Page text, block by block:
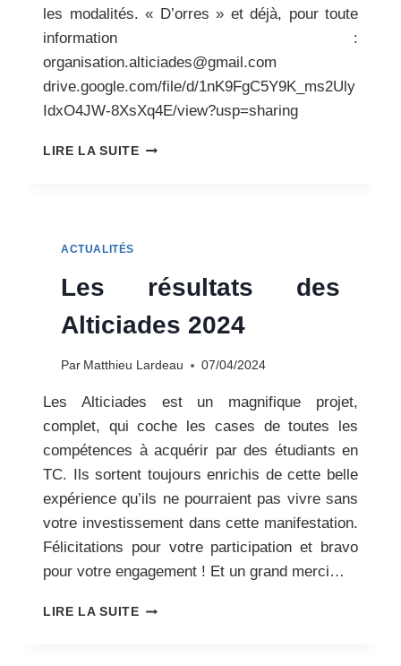
les modalités. « D’orres » et déjà, pour toute
information :
organisation.alticiades@gmail.com
drive.google.com/file/d/1nK9FgC5Y9K_ms2Uly
IdxO4JW-8XsXq4E/view?usp=sharing
LIRE LA SUITELES
VOS
AGENDAS
!
ACTUALITÉS
Les résultats des
Alticiades 2024
Par Matthieu Lardeau 07/04/2024
Les Alticiades est un magnifique projet,
complet, qui coche les cases de toutes les
compétences à acquérir par des étudiants en
TC. Ils sortent toujours enrichis de cette belle
expérience qu’ils ne pourraient pas vivre sans
votre investissement dans cette manifestation.
Félicitations pour votre participation et bravo
pour votre engagement ! Et un grand merci…
LIRE LA SUITELES